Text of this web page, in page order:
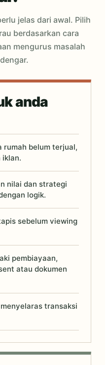
jelas dari awal. Pilih
berdasarkan cara
mengurus masalah
anda
rumah belum terjual,
iklan.
nilai dan strategi
logik.
sebelum viewing
pembiayaan,
atau dokumen
transaksi